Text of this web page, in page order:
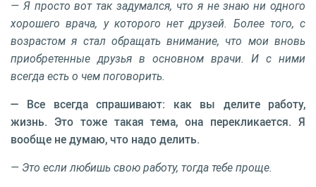
— Я просто вот так задумался, что я не знаю ни одного
хорошего врача, у которого нет друзей. Более того, с
возрастом я стал обращать внимание, что мои вновь
приобретенные друзья в основном врачи. И с ними
всегда есть о чем поговорить.
— Все всегда спрашивают: как вы делите работу,
жизнь. Это тоже такая тема, она перекликается. Я
вообще не думаю, что надо делить.
— Это если любишь свою работу, тогда тебе проще.